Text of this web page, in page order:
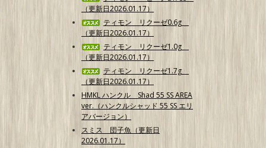
（更新日2026.01.17）
ティモン リクーゼ0.6g
（更新日2026.01.17）
ティモン リクーゼ1.0g
（更新日2026.01.17）
ティモン リクーゼ1.7g
（更新日2026.01.17）
HMKL ハンクル Shad 55 SS AREA
ver.（ハンクルシャッド 55 SS エリ
アバージョン）
スミス 団子魚（更新日
2026.01.17）